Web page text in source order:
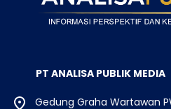
PT ANALISA PUBLIK MEDIA
Gedung Graha Wartawan